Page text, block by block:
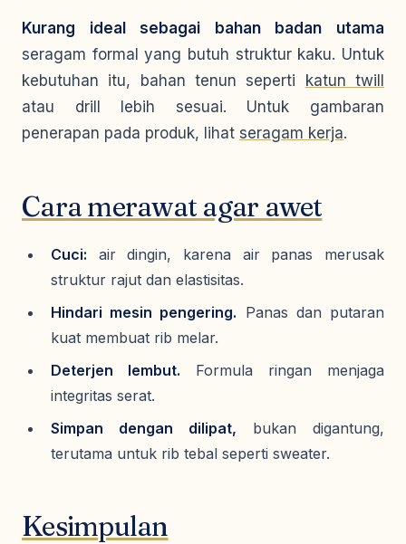
Kurang ideal sebagai bahan badan utama
seragam formal yang butuh struktur kaku. Untuk
kebutuhan itu, bahan tenun seperti
katun twill
atau drill lebih sesuai. Untuk gambaran
penerapan pada produk, lihat seragam kerja.
Cara merawat agar awet
Cuci: air dingin, karena air panas merusak
struktur rajut dan elastisitas.
Hindari mesin pengering. Panas dan putaran
kuat membuat rib melar.
Deterjen lembut. Formula ringan menjaga
integritas serat.
Simpan dengan dilipat, bukan digantung,
terutama untuk rib tebal seperti sweater.
Kesimpulan